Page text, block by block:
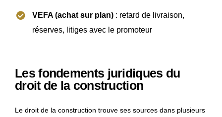
VEFA (achat sur plan) : retard de livraison,
réserves, litiges avec le promoteur
Les fondements juridiques du
droit de la construction
Le droit de la construction trouve ses sources dans plusieurs